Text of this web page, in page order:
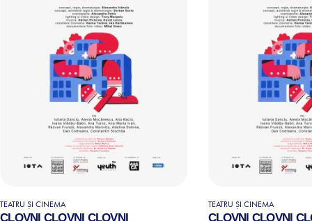
TEATRU ȘI CINEMA
CLOVNI CLOVNI CLOVNI
TEATRU ȘI CINEMA
CLOVNI CLOVNI